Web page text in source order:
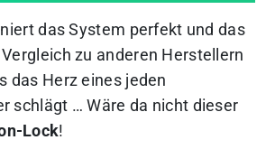
das System perfekt und das
zu anderen Herstellern
das Herz eines jeden
schlägt … Wäre da nicht dieser
Lock!